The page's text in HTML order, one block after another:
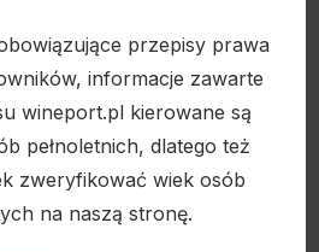
przepisy prawa
informacje zawarte
wineport.pl kierowane są
pełnoletnich, dlatego też
zweryfikować wiek osób
na naszą stronę.
ZESTAW OLIW SMAKOWYCH
3×200 ML
145,00zł